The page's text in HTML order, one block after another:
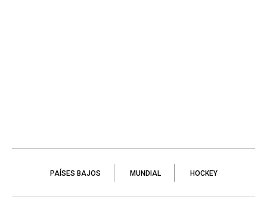
PAÍSES BAJOS MUNDIAL HOCKEY